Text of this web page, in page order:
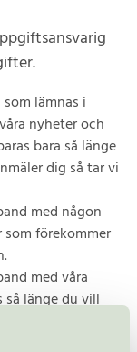
lämnas i
nyheter och
bara så länge
dig så tar vi
med någon
förekommer
med våra
så länge du vill